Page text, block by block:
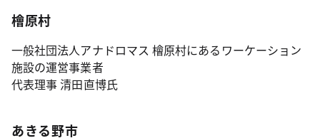
檜原村
一般社団法人アナドロマス 檜原村にあるワーケーション
施設の運営事業者
代表理事 清田直博氏
あきる野市